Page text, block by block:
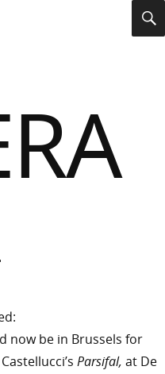
now be in Brussels for
Parsifal, at De